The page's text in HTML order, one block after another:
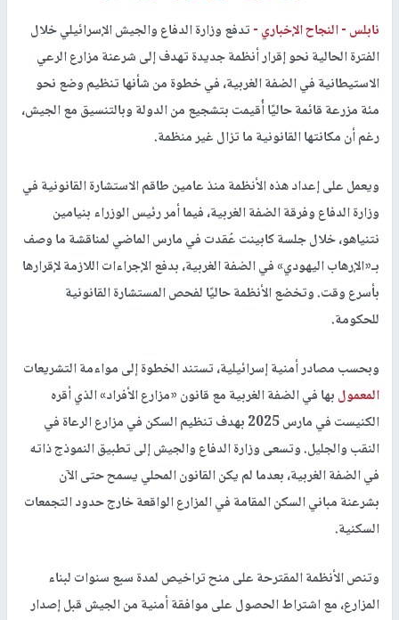
نابلس -النجاح الإخباري -تدفع وزارة الدفاع والجيش الإسرائيلي خلال
الفترة الحالية نحو إقرار أنظمة جديدة تهدف إلى شرعنة مزارع الرعي
الاستيطانية في الضفة الغربية، في خطوة من شأنها تنظيم وضع نحو
مئة مزرعة قائمة حاليًا أُقيمت بتشجيع من الدولة وبالتنسيق مع الجيش،
رغم أن مكانتها القانونية ما تزال غير منظمة.
ويعمل على إعداد هذه الأنظمة منذ عامين طاقم الاستشارة القانونية في
وزارة الدفاع وفرقة الضفة الغربية، فيما أمر رئيس الوزراء بنيامين
نتنياهو، خلال جلسة كابينت عُقدت في مارس الماضي لمناقشة ما وصف
بـ«الإرهاب اليهودي» في الضفة الغربية، بدفع الإجراءات اللازمة لإقرارها
بأسرع وقت. وتخضع الأنظمة حاليًا لفحص المستشارة القانونية
للحكومة.
وبحسب مصادر أمنية إسرائيلية، تستند الخطوة إلى مواءمة التشريعات
المعمولبها في الضفة الغربية مع قانون «مزارع الأفراد» الذي أقره
الكنيست في مارس 2025 بهدف تنظيم السكن في مزارع الرعاة في
النقب والجليل. وتسعى وزارة الدفاع والجيش إلى تطبيق النموذج ذاته
في الضفة الغربية، بعدما لم يكن القانون المحلي يسمح حتى الآن
بشرعنة مباني السكن المقامة في المزارع الواقعة خارج حدود التجمعات
السكنية.
وتنص الأنظمة المقترحة على منح تراخيص لمدة سبع سنوات لبناء
المزارع، مع اشتراط الحصول على موافقة أمنية من الجيش قبل إصدار